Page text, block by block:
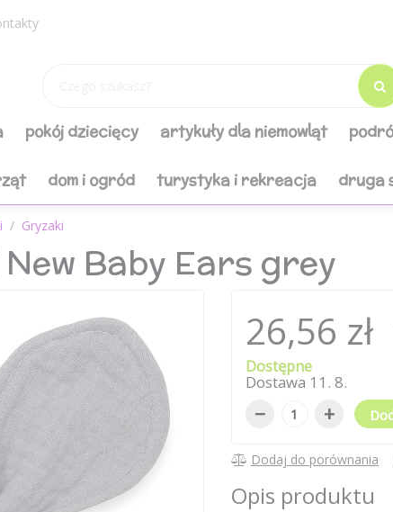
pokój dziecięcy artykuły dla niemowląt
dom i ogród turystyka i rekreacja druga
Gryzaki
Baby Ears grey
26,56 zł
Dostępne
Dostawa 11 . 8.
− +
Dodaj do porównania
Opis produktu